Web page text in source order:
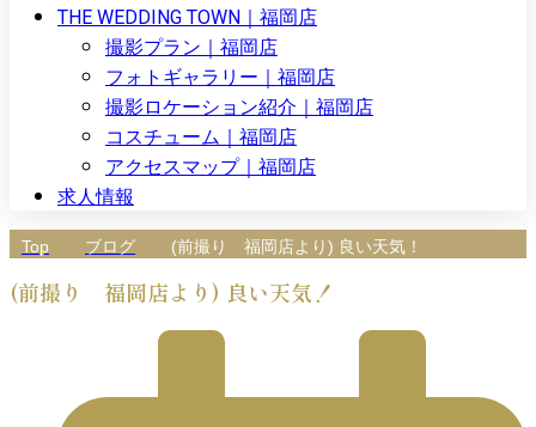
THE WEDDING TOWN｜福岡店
撮影プラン｜福岡店
フォトギャラリー｜福岡店
撮影ロケーション紹介｜福岡店
コスチューム｜福岡店
アクセスマップ｜福岡店
求人情報
Top ブログ (前撮り 福岡店より) 良い天気！
(前撮り 福岡店より) 良い天気！